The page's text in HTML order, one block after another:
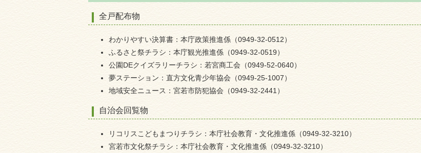
全戸配布物
わかりやすい決算書：本庁政策推進係（0949-32-0512）
ふるさと祭チラシ：本庁観光推進係（0949-32-0519）
公園DEクイズラリーチラシ：若宮商工会（0949-52-0640）
夢ステーション：直方文化青少年協会（0949-25-1007）
地域安全ニュース：宮若市防犯協会（0949-32-2441）
自治会回覧物
リコリスこどもまつりチラシ：本庁社会教育・文化推進係（0949-32-3210）
宮若市文化祭チラシ：本庁社会教育・文化推進係（0949-32-3210）